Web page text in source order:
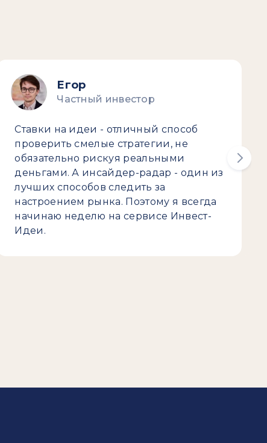
Егор
Частный инвестор
Ставки на идеи - отличный способ
проверить смелые стратегии, не
обязательно рискуя реальными
деньгами. А инсайдер-радар - один из
лучших способов следить за
настроением рынка. Поэтому я всегда
начинаю неделю на сервисе Инвест-
Идеи.